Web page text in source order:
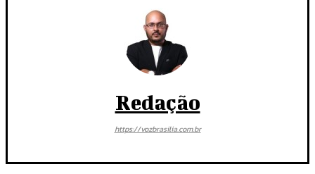
Redação
https://vozbrasilia.com.br